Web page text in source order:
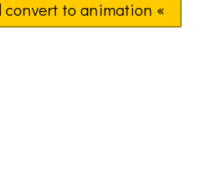
convert to animation «